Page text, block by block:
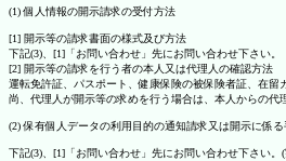
(1) 個人情報の開示請求の受付方法
[1] 開示等の請求書面の様式及び方法
下記(3)、[1]「お問い合わせ」先にお問い合わせ下さい。
[2] 開示等の請求を行う者の本人又は代理人の確認方法
運転免許証、パスポート、健康保険の被保険者証、在留
尚、代理人が開示等の求めを行う場合は、本人からの代
(2) 保有個人データの利用目的の通知請求又は開示に係
下記(3)、[1]「お問い合わせ」先にお問い合わせ下さい